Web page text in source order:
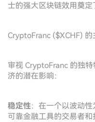
士的强大区块链效用奠定
CryptoFranc ($XCHF) 的
审视 CryptoFranc 的独
济的潜在影响：
稳定性：在一个以波动
可靠金融工具的交易者和